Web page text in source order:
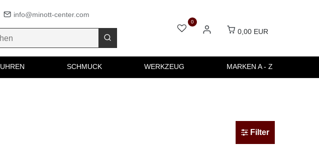
info@minott-center.com
0
0,00 EUR
UHREN SCHMUCK WERKZEUG MARKEN A - Z
Filter